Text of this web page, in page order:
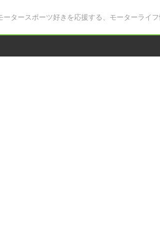
タースポーツ好きを応援する、モーターライフ